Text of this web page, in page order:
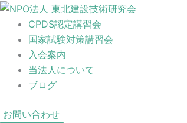
CPDS認定講習会
国家試験対策講習会
入会案内
当法人について
ブログ
お問い合わせ